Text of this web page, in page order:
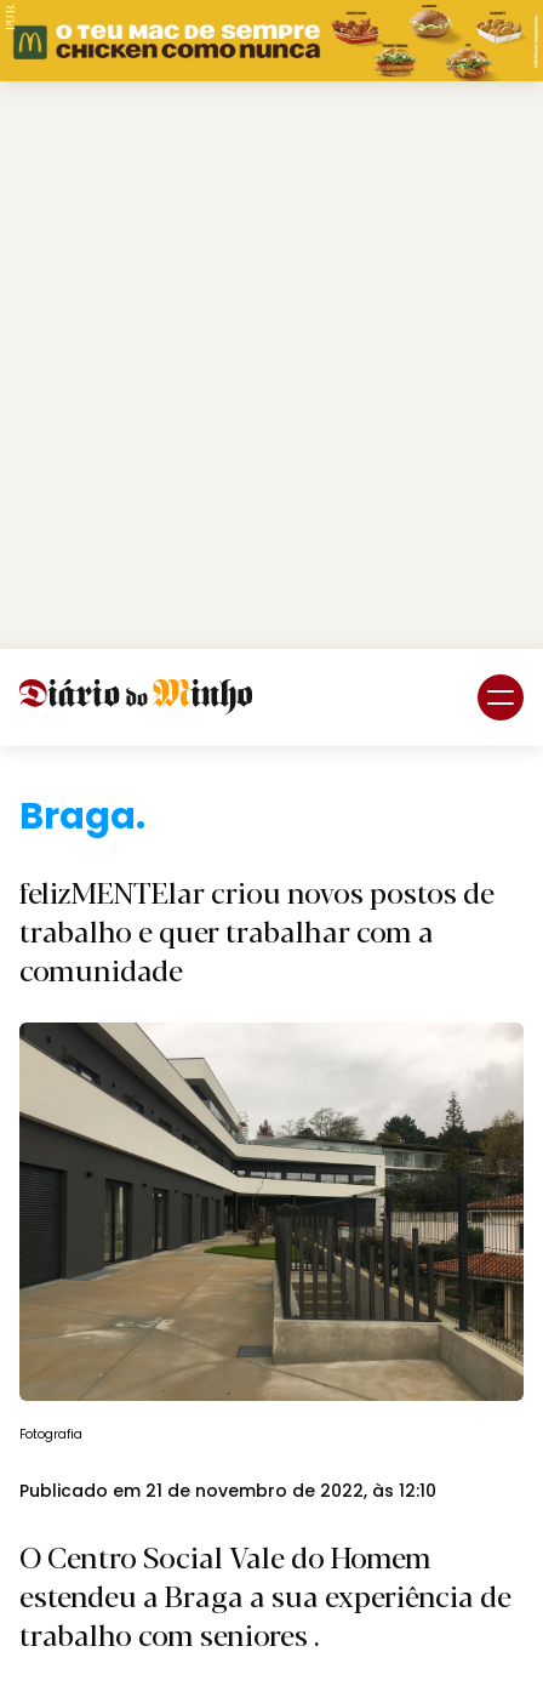
PUB.
Braga.
felizMENTElar criou novos postos de
trabalho e quer trabalhar com a
comunidade
Fotografia
Publicado em 21 de novembro de 2022, às 12:10
O Centro Social Vale do Homem
estendeu a Braga a sua experiência de
trabalho com seniores .